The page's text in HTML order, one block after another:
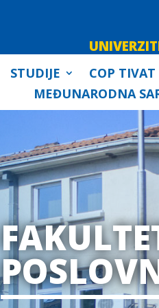
STUDIJE COP TIVAT
MEĐUNARODNA